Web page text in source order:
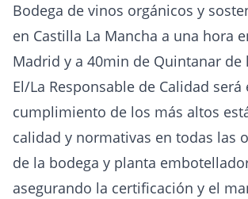
Bodega de vinos orgánicos y
en Castilla La Mancha a una hora
Madrid y a 40min de Quintanar de
El/La Responsable de Calidad será
cumplimiento de los más altos
calidad y normativas en todas las
de la bodega y planta
asegurando la certificación y el